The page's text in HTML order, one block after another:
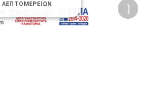
Χρήσης Ιστοσελίδας